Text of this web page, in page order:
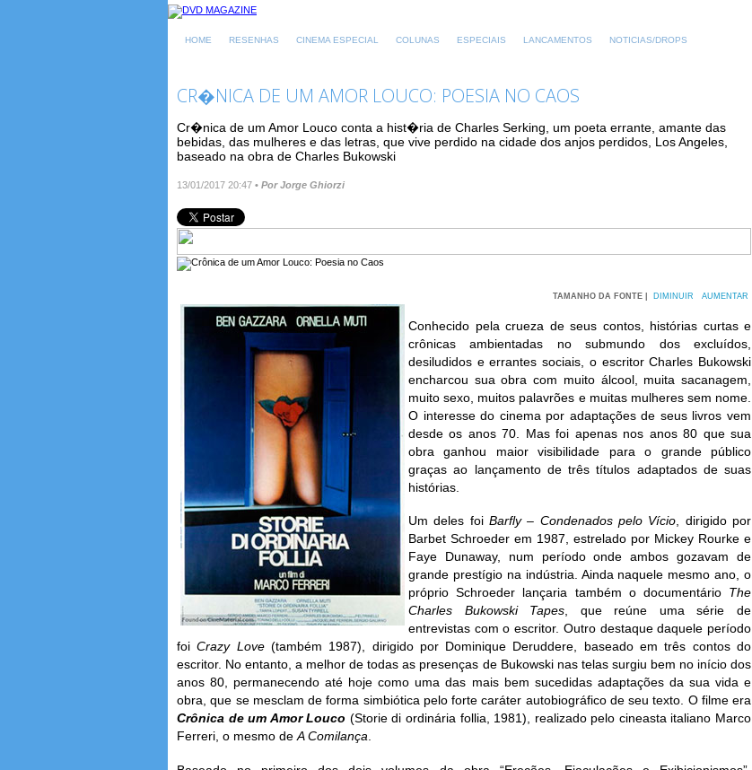
HOME RESENHAS CINEMA ESPECIAL COLUNAS ESPECIAIS LANCAMENTOS NOTICIAS/DROPS
CR�NICA DE UM AMOR LOUCO: POESIA NO CAOS
Cr�nica de um Amor Louco conta a hist�ria de Charles Serking, um poeta errante, amante das
bebidas, das mulheres e das letras, que vive perdido na cidade dos anjos perdidos, Los Angeles,
baseado na obra de Charles Bukowski
13/01/2017 20:47 • Por Jorge Ghiorzi
TAMANHO DA FONTE | DIMINUIR AUMENTAR
Conhecido pela crueza de seus contos, histórias curtas e
crônicas ambientadas no submundo dos excluídos,
desiludidos e errantes sociais, o escritor Charles Bukowski
encharcou sua obra com muito álcool, muita sacanagem,
muito sexo, muitos palavrões e muitas mulheres sem nome.
O interesse do cinema por adaptações de seus livros vem
desde os anos 70. Mas foi apenas nos anos 80 que sua
obra ganhou maior visibilidade para o grande público
graças ao lançamento de três títulos adaptados de suas
histórias.
Um deles foi Barfly – Condenados pelo Vício, dirigido por
Barbet Schroeder em 1987, estrelado por Mickey Rourke e
Faye Dunaway, num período onde ambos gozavam de
grande prestígio na indústria. Ainda naquele mesmo ano, o
próprio Schroeder lançaria também o documentário The
Charles Bukowski Tapes, que reúne uma série de
entrevistas com o escritor. Outro destaque daquele período
foiCrazy Love(também 1987), dirigido por Dominique Deruddere, baseado em três contos do
escritor. No entanto, a melhor de todas as presenças de Bukowski nas telas surgiu bem no início dos
anos 80, permanecendo até hoje como uma das mais bem sucedidas adaptações da sua vida e
obra, que se mesclam de forma simbiótica pelo forte caráter autobiográfico de seu texto. O filme era
Crônica de um Amor Louco (Storie di ordinária follia, 1981), realizado pelo cineasta italiano Marco
Ferreri, o mesmo deA Comilança.